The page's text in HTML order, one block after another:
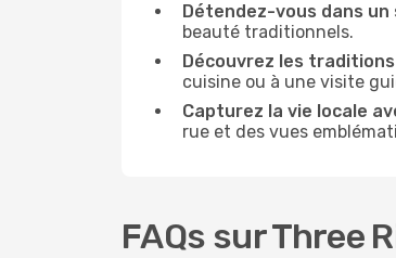
Détendez-vous dans un
beauté traditionnels.
Découvrez les
cuisine ou à une visite
Capturez la vie locale
rue et des vues
FAQs sur Three